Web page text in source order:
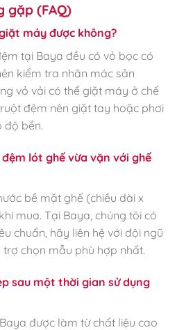
gặp (FAQ)
máy được không?
tại Baya đều có vỏ bọc có
kiểm tra nhãn mác sản
vỏ vải có thể giặt máy ở chế
đệm nên giặt tay hoặc phơi
độ bền.
lót ghế vừa vặn với ghế
bề mặt ghế (chiều dài x
mua. Tại Baya, chúng tôi có
chuẩn, hãy liên hệ với đội ngũ
chọn mẫu phù hợp nhất.
sau một thời gian sử dụng
được làm từ chất liệu cao